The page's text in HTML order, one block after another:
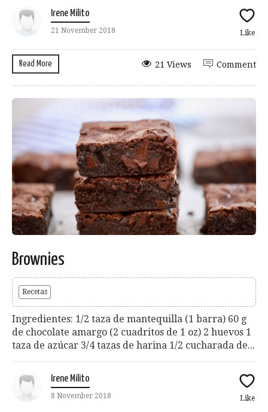
Irene Milito
21 November 2018 Like
Read More Comment
21 Views
Brownies
Recetas
Ingredientes: 1/2 taza de mantequilla (1 barra) 60 g
de chocolate amargo (2 cuadritos de 1 oz) 2 huevos 1
taza de azúcar 3/4 tazas de harina 1/2 cucharada de...
Irene Milito
8 November 2018 Like